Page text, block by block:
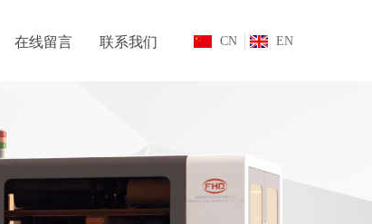
在线留言 联系我们 CN EN